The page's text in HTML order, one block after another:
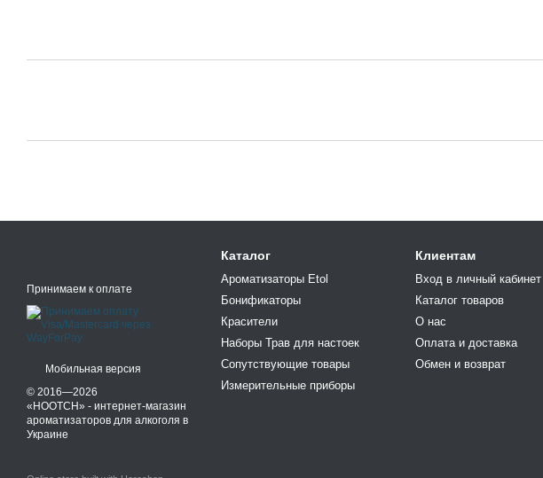
Принимаем к оплате
Мобильная версия
© 2016—2026
«HOOTCH» - интернет-магазин
ароматизаторов для алкоголя в
Украине
Каталог
Ароматизаторы Etol
Бонификаторы
Красители
Наборы Трав для настоек
Сопутствующие товары
Измерительные приборы
Клиентам
Вход в личный кабинет
Каталог товаров
О нас
Оплата и доставка
Обмен и возврат